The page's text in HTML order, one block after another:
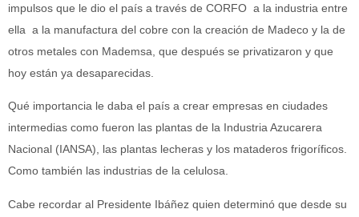
impulsos que le dio el país a través de CORFO a la industria entre
ella a la manufactura del cobre con la creación de Madeco y la de
otros metales con Mademsa, que después se privatizaron y que
hoy están ya desaparecidas.
Qué importancia le daba el país a crear empresas en ciudades
intermedias como fueron las plantas de la Industria Azucarera
Nacional (IANSA), las plantas lecheras y los mataderos frigoríficos.
Como también las industrias de la celulosa.
Cabe recordar al Presidente Ibáñez quien determinó que desde su